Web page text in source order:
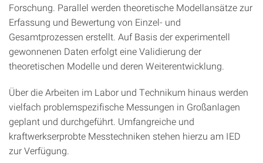
Forschung. Parallel werden theoretische Modellansätze zur
Erfassung und Bewertung von Einzel- und
Gesamtprozessen erstellt. Auf Basis der experimentell
gewonnenen Daten erfolgt eine Validierung der
theoretischen Modelle und deren Weiterentwicklung.
Über die Arbeiten im Labor und Technikum hinaus werden
vielfach problemspezifische Messungen in Großanlagen
geplant und durchgeführt. Umfangreiche und
kraftwerkserprobte Messtechniken stehen hierzu am IED
zur Verfügung.